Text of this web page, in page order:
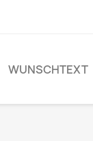
WUNSCHTEXT